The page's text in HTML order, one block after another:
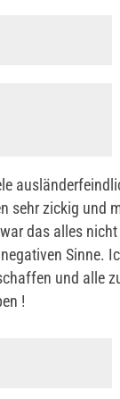
sehr zickig und
das alles
Sinne.
und alle
!